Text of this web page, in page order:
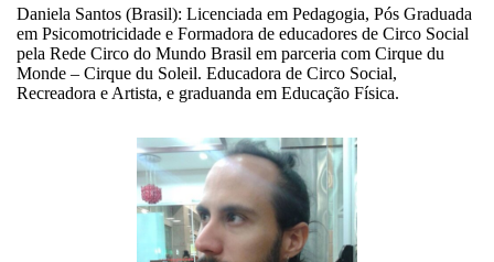
Daniela Santos (Brasil): Licenciada em Pedagogia, Pós Graduada
em Psicomotricidade e Formadora de educadores de Circo Social
pela Rede Circo do Mundo Brasil em parceria com Cirque du
Monde – Cirque du Soleil. Educadora de Circo Social,
Recreadora e Artista, e graduanda em Educação Física.